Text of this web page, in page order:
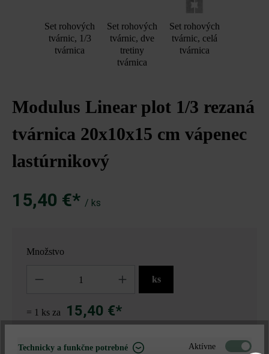
Set rohových
tvárnic, 1/3
tvárnica
Set rohových
tvárnic, dve
tretiny
tvárnica
Set rohových
tvárnic, celá
tvárnica
Modulus Linear plot 1/3 rezaná
tvárnica 20x10x15 cm vápenec
lastúrnikový
15,40 €* / ks
Množstvo
ks
= 1 ks za 15,40 €*
Technicky a funkčne potrebné Aktívne